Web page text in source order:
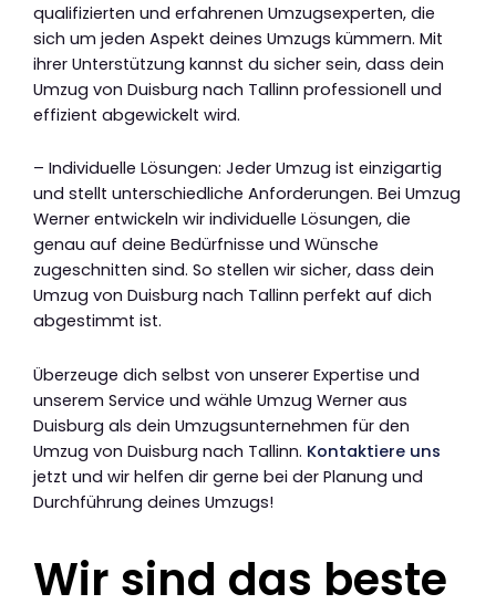
qualifizierten und erfahrenen Umzugsexperten, die
sich um jeden Aspekt deines Umzugs kümmern. Mit
ihrer Unterstützung kannst du sicher sein, dass dein
Umzug von Duisburg nach Tallinn professionell und
effizient abgewickelt wird.
– Individuelle Lösungen: Jeder Umzug ist einzigartig
und stellt unterschiedliche Anforderungen. Bei Umzug
Werner entwickeln wir individuelle Lösungen, die
genau auf deine Bedürfnisse und Wünsche
zugeschnitten sind. So stellen wir sicher, dass dein
Umzug von Duisburg nach Tallinn perfekt auf dich
abgestimmt ist.
Überzeuge dich selbst von unserer Expertise und
unserem Service und wähle Umzug Werner aus
Duisburg als dein Umzugsunternehmen für den
Umzug von Duisburg nach Tallinn. Kontaktiere uns
jetzt und wir helfen dir gerne bei der Planung und
Durchführung deines Umzugs!
Wir sind das beste